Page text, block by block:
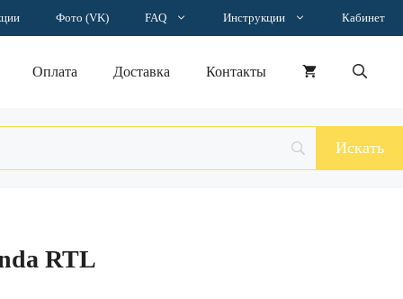
Фото (VK) FAQ Инструкции Кабинет
Оплата Доставка Контакты
RTL
Honda